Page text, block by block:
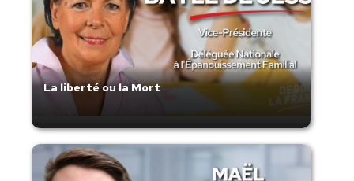
La liberté ou la Mort